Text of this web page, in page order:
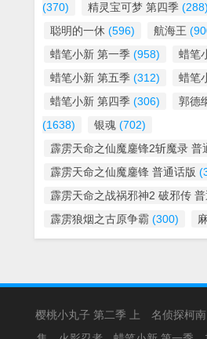
(370)
精灵宝可梦 第四季 (288)
聪明的一休 (596) 航海王
蜡笔小新 第一季 (958) 蜡笔
蜡笔小新 第五季 (312) 蜡笔
蜡笔小新 第四季 (306)
郭德
(1638)
银魂 (702)
霹雳天命之仙魔鏖锋2斩魔录 普
霹雳天命之仙魔鏖锋 普通话版
霹雳天命之战祸邪神2 破邪传
霹雳狼烟之古原争霸 (300)
樱桃小丸子 第二季 上 名侦探柯南